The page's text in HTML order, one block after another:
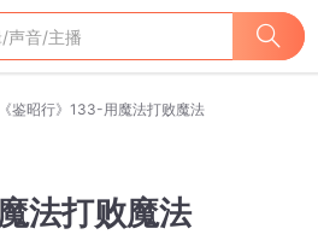
《鉴昭行》133-用魔法打败魔法
法打败魔法